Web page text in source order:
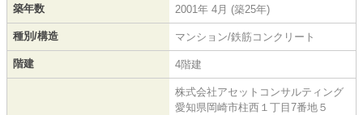
築年数 2001年 4月 (築25年)
種別/構造 マンション/鉄筋コンクリート
階建 4階建
株式会社アセットコンサルティング
愛知県岡崎市柱西１丁目7番地５